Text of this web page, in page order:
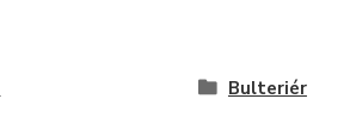
Bulteriér